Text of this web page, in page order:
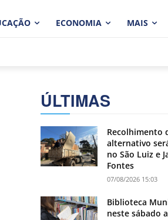
ECONOMIA MAIS
ÚLTIMAS
Recolhimento
alternativo
no São Luiz e
Fontes
07/08/2026 15:03
Biblioteca
neste sábado